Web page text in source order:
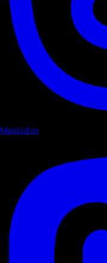
Mastodon